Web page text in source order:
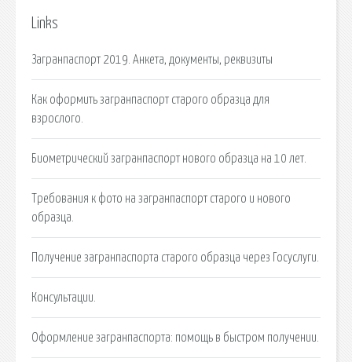
Links
Загранпаспорт 2019. Анкета, документы, реквизиты
Как оформить загранпаспорт старого образца для
взрослого.
Биометрический загранпаспорт нового образца на 10 лет.
Требования к фото на загранпаспорт старого и нового
образца.
Получение загранпаспорта старого образца через Госуслуги.
Консультации.
Оформление загранпаспорта: помощь в быстром получении.